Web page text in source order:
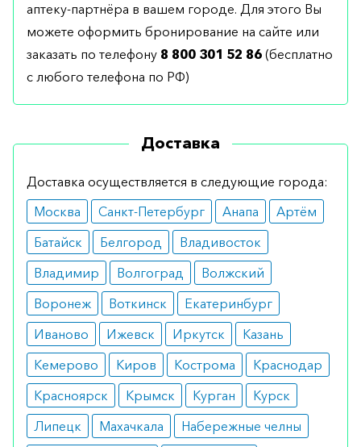
аптеку-партнёра в вашем городе. Для этого Вы
можете оформить бронирование на сайте или
заказать по телефону 8 800 301 52 86 (бесплатно
с любого телефона по РФ)
Доставка
Доставка осуществляется в следующие города:
Москва
Санкт-Петербург Анапа
Артём
Батайск
Белгород
Владивосток
Владимир
Волгоград
Волжский
Воронеж
Воткинск
Екатеринбург
Иваново
Ижевск Иркутск
Казань
Кемерово
Киров Кострома
Краснодар
Красноярск
Крымск Курган
Курск
Липецк
Махачкала
Набережные челны